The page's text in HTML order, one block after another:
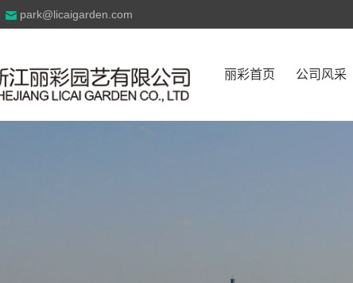
park@licaigarden.com
丽彩首页 公司风采